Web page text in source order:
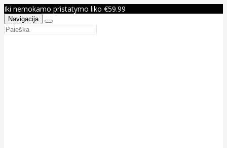
Iki nemokamo pristatymo liko €59.99
Navigacija